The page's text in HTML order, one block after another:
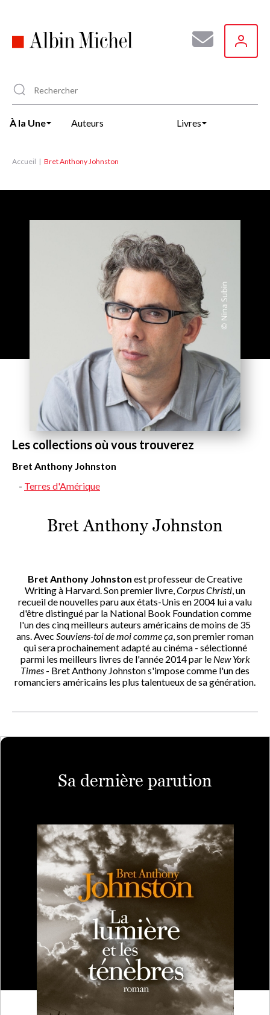
principal
À la Une Auteurs Livres
Accueil Bret Anthony Johnston
Les collections où vous trouverez
Bret Anthony Johnston
Terres d'Amérique
Bret Anthony Johnston
Bret Anthony Johnston est professeur de Creative
Writing à Harvard. Son premier livre,Corpus Christi, un
recueil de nouvelles paru aux états-Unis en 2004 lui a valu
d'être distingué par la National Book Foundation comme
l'un des cinq meilleurs auteurs américains de moins de 35
ans. Avec Souviens-toi de moi comme ça, son premier roman
qui sera prochainement adapté au cinéma - sélectionné
parmi les meilleurs livres de l'année 2014 par le New York
Times - Bret Anthony Johnston s'impose comme l'un des
romanciers américains les plus talentueux de sa génération.
Sa dernière parution